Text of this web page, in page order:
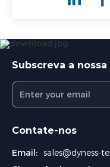
Subscreva a
Contate-nos
Email: sales@dyness-